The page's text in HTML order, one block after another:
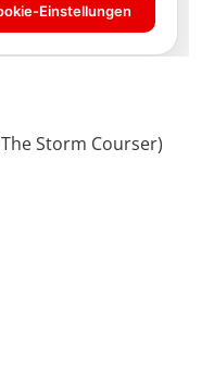
Storm Courser)